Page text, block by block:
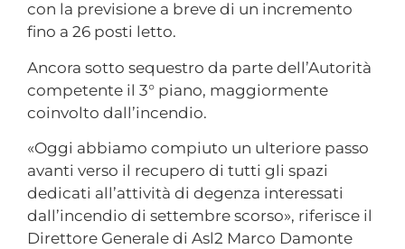
con la previsione a breve di un incremento
fino a 26 posti letto.
Ancora sotto sequestro da parte dell’Autorità
competente il 3° piano, maggiormente
coinvolto dall’incendio.
«Oggi abbiamo compiuto un ulteriore passo
avanti verso il recupero di tutti gli spazi
dedicati all’attività di degenza interessati
dall’incendio di settembre scorso», riferisce il
Direttore Generale di Asl2 Marco Damonte